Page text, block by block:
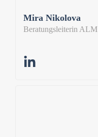
Mira Nikolova
Beratungsleiterin ALM